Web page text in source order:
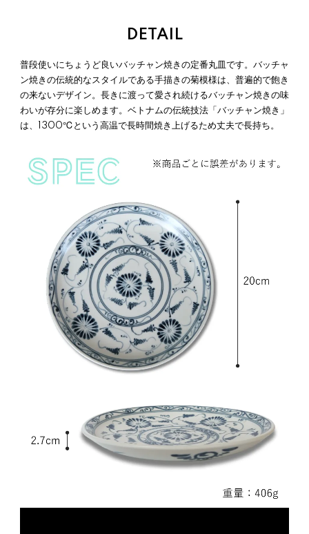
DETAIL
普段使いにちょうど良いバッチャン焼きの定番丸皿です。バッチャ
ン焼きの伝統的なスタイルである手描きの菊模様は、普遍的で飽き
の来ないデザイン。長きに渡って愛され続けるバッチャン焼きの味
わいが存分に楽しめます。ベトナムの伝統技法「バッチャン焼き」
は、1300℃という高温で長時間焼き上げるため丈夫で長持ち。